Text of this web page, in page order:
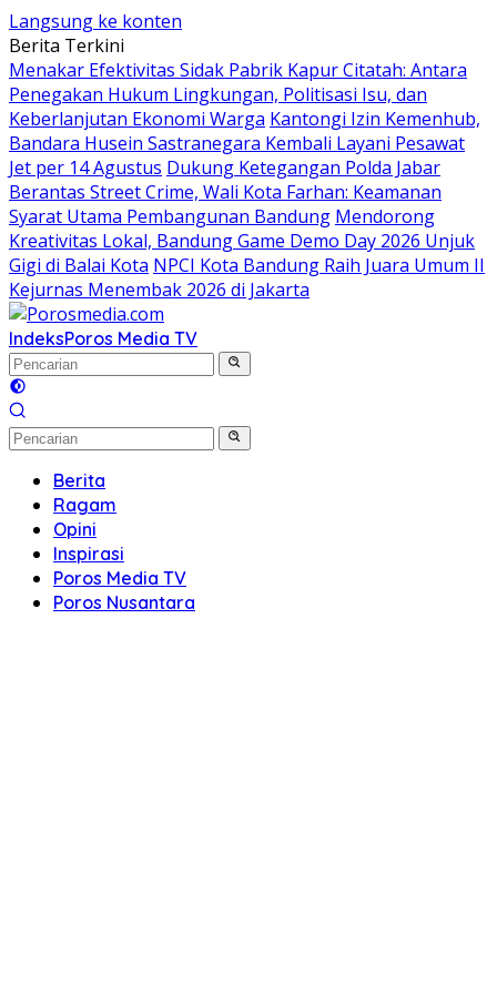
Langsung ke konten
Berita Terkini
Menakar Efektivitas Sidak Pabrik Kapur Citatah: Antara
Penegakan Hukum Lingkungan, Politisasi Isu, dan
Keberlanjutan Ekonomi Warga Kantongi Izin Kemenhub,
Bandara Husein Sastranegara Kembali Layani Pesawat
Jet per 14 Agustus Dukung Ketegangan Polda Jabar
Berantas Street Crime, Wali Kota Farhan: Keamanan
Syarat Utama Pembangunan Bandung Mendorong
Kreativitas Lokal, Bandung Game Demo Day 2026 Unjuk
Gigi di Balai Kota NPCI Kota Bandung Raih Juara Umum II
Kejurnas Menembak 2026 di Jakarta
IndeksPoros Media TV
Berita
Ragam
Opini
Inspirasi
Poros Media TV
Poros Nusantara